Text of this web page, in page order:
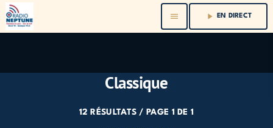
menu play_arrow EN DIRECT
Classique
12 RÉSULTATS / PAGE 1 DE 1